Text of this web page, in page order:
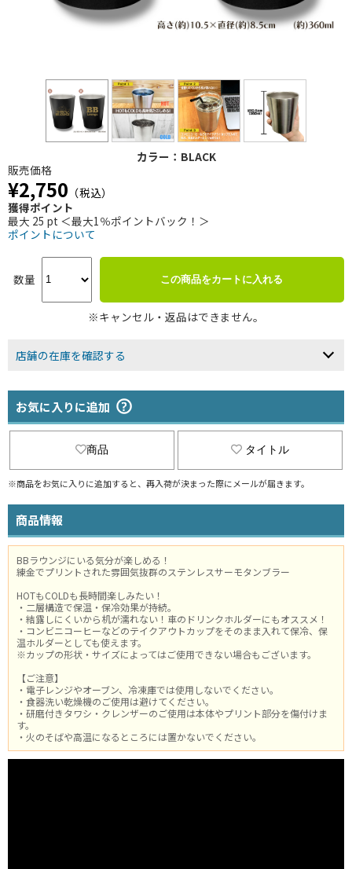
カラー：BLACK
販売価格
¥2,750 （税込）
獲得ポイント
最大 25 pt ＜最大1％ポイントバック！＞
ポイントについて
数量 この商品をカートに入れる
※キャンセル・返品はできません。
店舗の在庫を確認する
お気に入りに追加
商品 タイトル
※商品をお気に入りに追加すると、再入荷が決まった際にメールが届きます。
商品情報
BBラウンジにいる気分が楽しめる！
練金でプリントされた雰囲気抜群のステンレスサーモタンブラー
HOTもCOLDも長時間楽しみたい！
・二層構造で保温・保冷効果が持続。
・結露しにくいから机が濡れない！車のドリンクホルダーにもオススメ！
・コンビニコーヒーなどのテイクアウトカップをそのまま入れて保冷、保
温ホルダーとしても使えます。
※カップの形状・サイズによってはご使用できない場合もございます。
【ご注意】
・電子レンジやオーブン、冷凍庫では使用しないでください。
・食器洗い乾燥機のご使用は避けてください。
・研磨付きタワシ・クレンザーのご使用は本体やプリント部分を傷付けま
す。
・火のそばや高温になるところには置かないでください。